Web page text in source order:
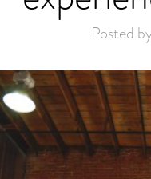
Posted